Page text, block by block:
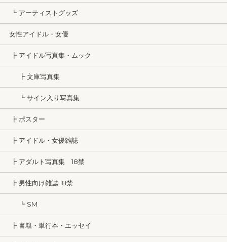
┗ アーティストグッズ
女性アイドル・女優
┣ アイドル写真集・ムック
┣ 文庫写真集
┗ サイン入り写真集
┣ ポスター
┣ アイドル・女優雑誌
┣ アダルト写真集 18禁
┣ 男性向け雑誌 18禁
┗ SM
┣ 書籍・単行本・エッセイ